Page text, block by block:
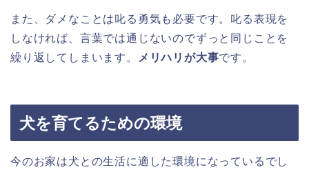
また、ダメなことは叱る勇気も必要です。叱る表現を
しなければ、言葉では通じないのでずっと同じことを
繰り返してしまいます。
メリハリが大事です。
犬を育てるための環境
今のお家は犬との生活に適した環境になっているでし